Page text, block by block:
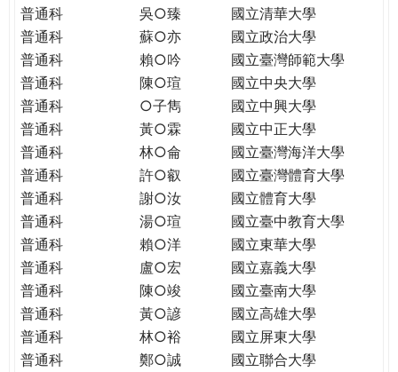
格。
民。
WAGOR
TODAY
THE
r
e
普通科
吳○臻
國立清華大學
普通科
蘇○亦
國立政治大學
普通科
賴○吟
國立臺灣師範大學
普通科
陳○瑄
國立中央大學
普通科
○子雋
國立中興大學
普通科
黃○霖
國立中正大學
普通科
林○侖
國立臺灣海洋大學
普通科
許○叡
國立臺灣體育大學
普通科
謝○汝
國立體育大學
普通科
湯○瑄
國立臺中教育大學
普通科
賴○洋
國立東華大學
普通科
盧○宏
國立嘉義大學
普通科
陳○竣
國立臺南大學
普通科
黃○諺
國立高雄大學
普通科
林○裕
國立屏東大學
普通科
鄭○誠
國立聯合大學